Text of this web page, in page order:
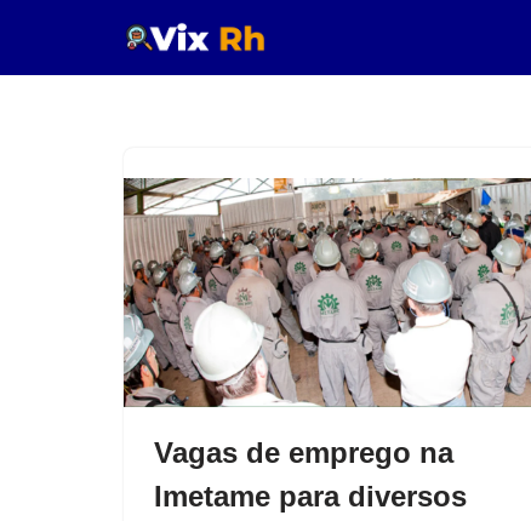
Vagas de emprego na
Imetame para diversos